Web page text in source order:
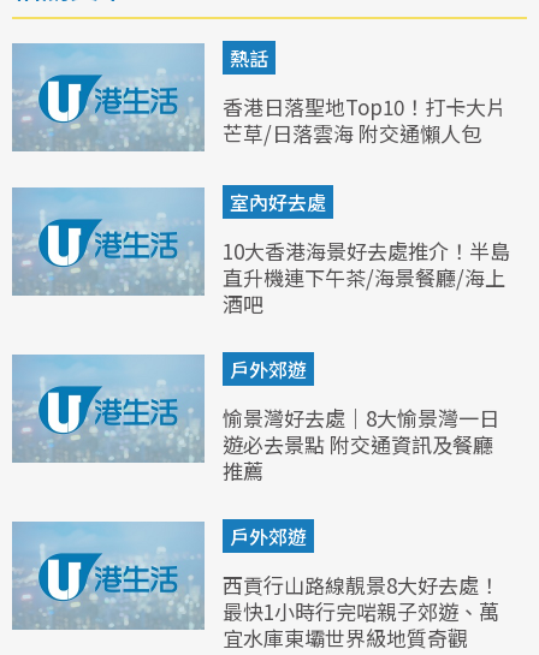
熱話
香港日落聖地Top10！打卡大片
芒草/日落雲海 附交通懶人包
室內好去處
10大香港海景好去處推介！半島
直升機連下午茶/海景餐廳/海上
酒吧
戶外郊遊
愉景灣好去處｜8大愉景灣一日
遊必去景點 附交通資訊及餐廳
推薦
戶外郊遊
西貢行山路線靚景8大好去處！
最快1小時行完啱親子郊遊、萬
宜水庫東壩世界級地質奇觀